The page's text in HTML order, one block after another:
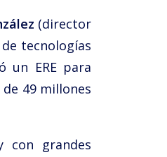
(director
tecnologías
un ERE para
49 millones
con grandes